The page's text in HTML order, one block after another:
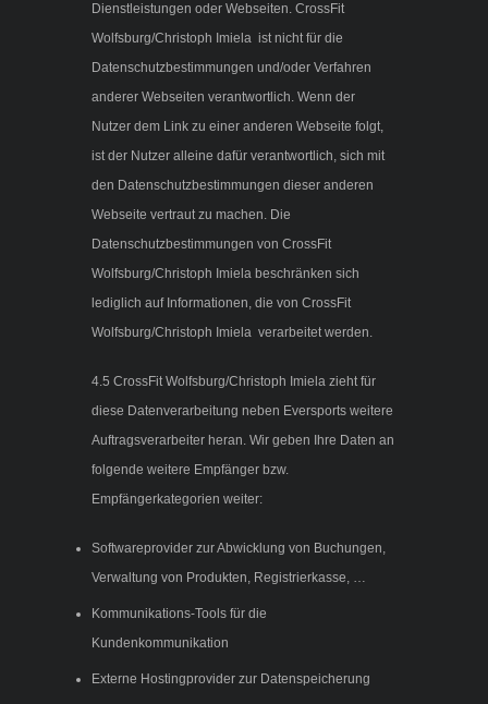
Dienstleistungen oder Webseiten. CrossFit
Wolfsburg/Christoph Imiela ist nicht für die
Datenschutzbestimmungen und/oder Verfahren
anderer Webseiten verantwortlich. Wenn der
Nutzer dem Link zu einer anderen Webseite folgt,
ist der Nutzer alleine dafür verantwortlich, sich mit
den Datenschutzbestimmungen dieser anderen
Webseite vertraut zu machen. Die
Datenschutzbestimmungen von CrossFit
Wolfsburg/Christoph Imiela beschränken sich
lediglich auf Informationen, die von CrossFit
Wolfsburg/Christoph Imiela verarbeitet werden.
4.5 CrossFit Wolfsburg/Christoph Imiela zieht für
diese Datenverarbeitung neben Eversports weitere
Auftragsverarbeiter heran. Wir geben Ihre Daten an
folgende weitere Empfänger bzw.
Empfängerkategorien weiter:
Softwareprovider zur Abwicklung von Buchungen,
Verwaltung von Produkten, Registrierkasse, …
Kommunikations-Tools für die
Kundenkommunikation
Externe Hostingprovider zur Datenspeicherung